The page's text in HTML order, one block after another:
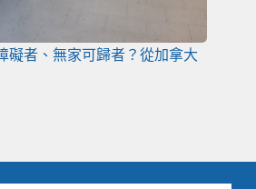
礙者、無家可歸者？從加拿大